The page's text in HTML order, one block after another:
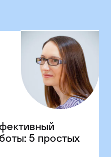
5 простых
компании,
день из
отдела